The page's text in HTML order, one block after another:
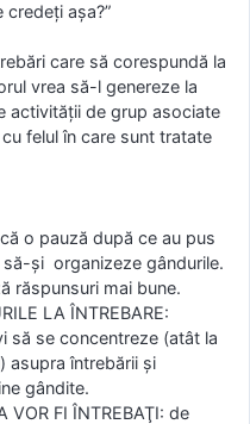
credeţi aşa?”
care să corespundă la
vrea să-l genereze la
activităţii de grup asociate
felul în care sunt tratate
o pauză după ce au pus
şi organizeze gândurile.
răspunsuri mai bune.
LA ÎNTREBARE:
să se concentreze (atât la
asupra întrebării şi
gândite.
VOR FI ÎNTREBAŢI: de